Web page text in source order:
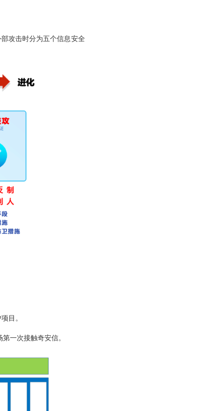
攻击时分为五个信息安全
目。
一次接触奇安信。